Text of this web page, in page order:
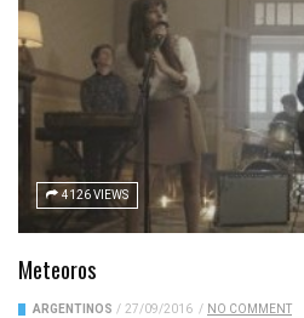
4126 VIEWS
Meteoros
ARGENTINOS / 27/09/2016 / NO COMMENT